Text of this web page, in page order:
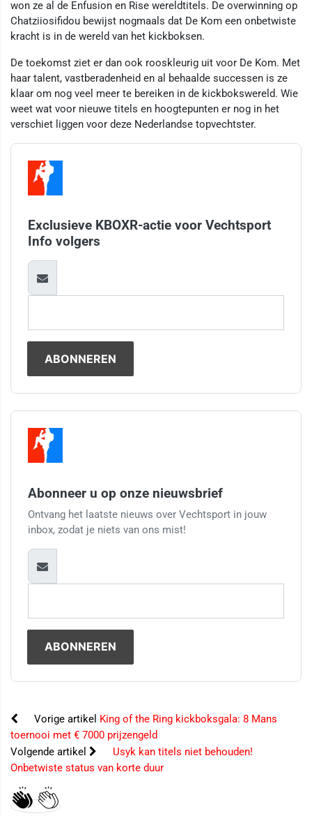
won ze al de Enfusion en Rise wereldtitels. De overwinning op
Chatziiosifidou bewijst nogmaals dat De Kom een onbetwiste
kracht is in de wereld van het kickboksen.
De toekomst ziet er dan ook rooskleurig uit voor De Kom. Met
haar talent, vastberadenheid en al behaalde successen is ze
klaar om nog veel meer te bereiken in de kickbokswereld. Wie
weet wat voor nieuwe titels en hoogtepunten er nog in het
verschiet liggen voor deze Nederlandse topvechtster.
Exclusieve KBOXR-actie voor Vechtsport
Info volgers
Abonneer u op onze nieuwsbrief
Ontvang het laatste nieuws over Vechtsport in jouw
inbox, zodat je niets van ons mist!
Vorige artikel King of the Ring kickboksgala: 8 Mans
toernooi met € 7000 prijzengeld
Volgende artikel
Usyk kan titels niet behouden!
Onbetwiste status van korte duur